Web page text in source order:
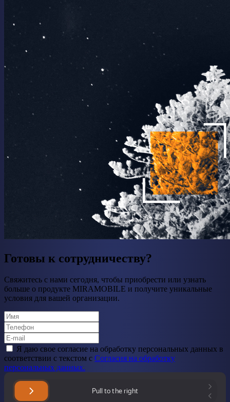
Готовы к сотрудничеству?
Свяжитесь с нами сегодня, чтобы приобрести или узнать
больше о продукте MIRAMOBILE и получите уникальные
условия для вашей организации.
Я даю свое cогласие на обработку персональных данных в
соответствии с текстом с Согласия на обработку
персональных данных.